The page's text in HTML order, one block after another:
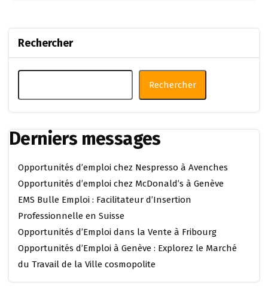
Rechercher
Rechercher
Derniers messages
Opportunités d’emploi chez Nespresso à Avenches
Opportunités d’emploi chez McDonald’s à Genève
EMS Bulle Emploi : Facilitateur d’Insertion
Professionnelle en Suisse
Opportunités d’Emploi dans la Vente à Fribourg
Opportunités d’Emploi à Genève : Explorez le Marché
du Travail de la Ville cosmopolite